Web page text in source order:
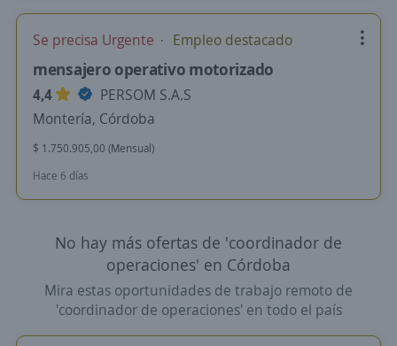
Se precisa Urgente Empleo destacado
mensajero operativo motorizado
4,4
PERSOM S.A.S
Montería, Córdoba
$ 1.750.905,00 (Mensual)
Hace 6 días
No hay más ofertas de 'coordinador de
operaciones' en Córdoba
Mira estas oportunidades de trabajo remoto de
'coordinador de operaciones' en todo el país